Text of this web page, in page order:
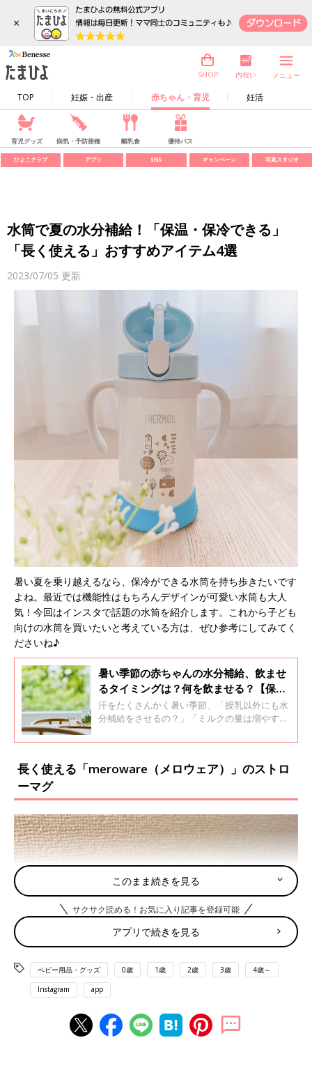
×
TOP 妊娠・出産 赤ちゃん・育児 妊活
SHOP 内祝い メニュー
育児グッズ 病気・予防接種 離乳食 優待パス
ひよこクラブ アプリ SNS キャンペーン 写真スタジオ
水筒で夏の水分補給！「保温・保冷できる」
「長く使える」おすすめアイテム4選
2023/07/05 更新
暑い夏を乗り越えるなら、保冷ができる水筒を持ち歩きたいです
よね。最近では機能性はもちろんデザインが可愛い水筒も大人
気！今回はインスタで話題の水筒を紹介します。これから子ども
向けの水筒を買いたいと考えている方は、ぜひ参考にしてみてく
ださいね♪
暑い季節の赤ちゃんの水分補給、飲ませ
るタイミングは？何を飲ませる？【保健
師】
汗をたくさんかく暑い季節、「授乳以外にも水
分補給をさせるの？」「ミルクの量は増やす
思うママ・パパもいるかもしれません。保健師
ゃんの夏の水分補給について聞きました。
長く使える「meroware（メロウェア）」のストロ
ーマグ
このまま続きを見る
サクサク読める！お気に入り記事を登録可能
アプリで続きを見る
ベビー用品・グッズ 0歳 1歳 2歳 3歳 4歳～
Instagram app